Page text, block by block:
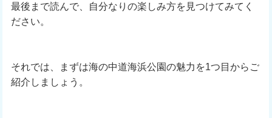
最後まで読んで、自分なりの楽しみ方を見つけてみてく
ださい。
それでは、まずは海の中道海浜公園の魅力を1つ目からご
紹介しましょう。